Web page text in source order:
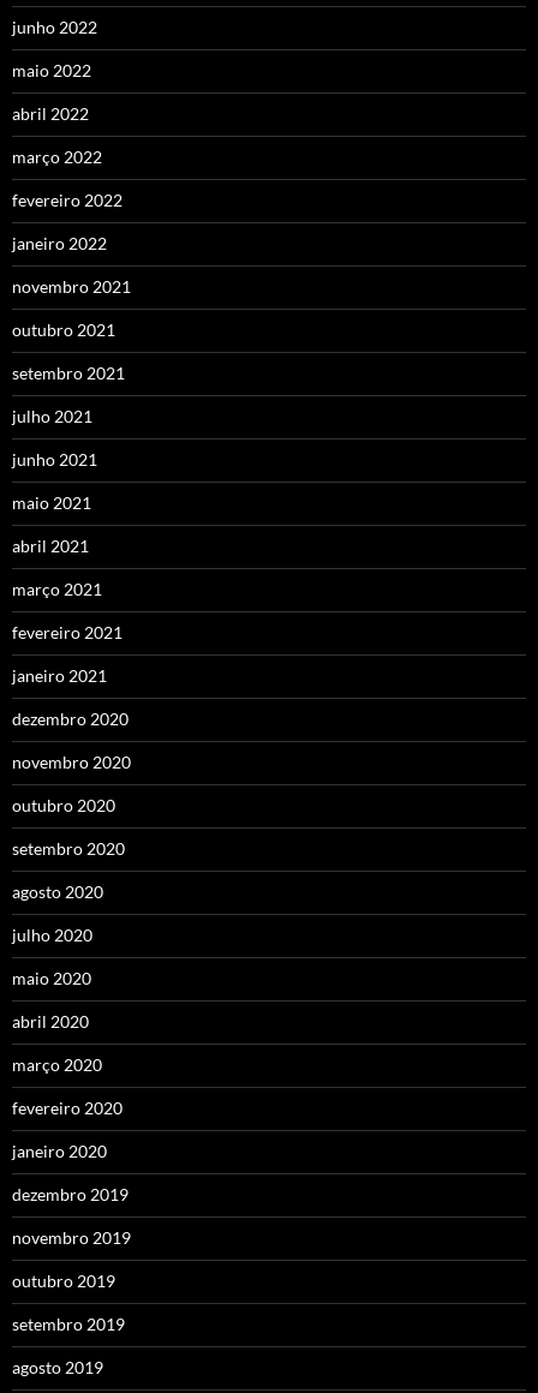
junho 2022
maio 2022
abril 2022
março 2022
fevereiro 2022
janeiro 2022
novembro 2021
outubro 2021
setembro 2021
julho 2021
junho 2021
maio 2021
abril 2021
março 2021
fevereiro 2021
janeiro 2021
dezembro 2020
novembro 2020
outubro 2020
setembro 2020
agosto 2020
julho 2020
maio 2020
abril 2020
março 2020
fevereiro 2020
janeiro 2020
dezembro 2019
novembro 2019
outubro 2019
setembro 2019
agosto 2019